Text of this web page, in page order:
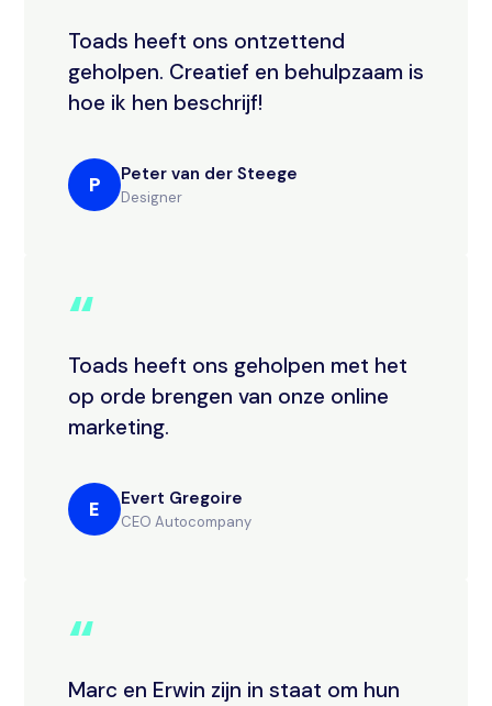
Toads heeft ons ontzettend
geholpen. Creatief en behulpzaam is
hoe ik hen beschrijf!
P Peter van der Steege
Designer
“
Toads heeft ons geholpen met het
op orde brengen van onze online
marketing.
E Evert Gregoire
CEO Autocompany
“
Marc en Erwin zijn in staat om hun